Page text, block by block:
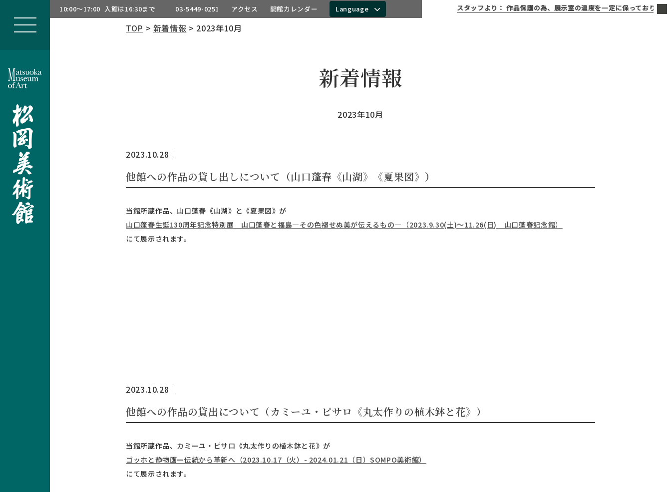
10:00～17:00 入館は16:30まで 03-5449-0251 アクセス 開館カレンダー Language スタッフより：作品保護の為、展示室の温度を一定に保っております。寒
TOP > 新着情報 > 2023年10月
新着情報
2023年10月
2023.10.28 ｜
他館への作品の貸し出しについて（山口蓬春《山湖》《夏果図》）
当館所蔵作品、山口蓬春《山湖》と《夏果図》が
山口蓬春生誕130周年記念特別展 山口蓬春と福島―その色褪せぬ美が伝えるもの―（2023.9.30(土)～11.26(日) 山口蓬春記念館）
にて展示されます。
2023.10.28 ｜
他館への作品の貸出について（カミーユ・ピサロ《丸太作りの植木鉢と花》）
当館所蔵作品、カミーユ・ピサロ《丸太作りの植木鉢と花》が
ゴッホと静物画ー伝統から革新へ（2023.10.17（火）- 2024.01.21（日）SOMPO美術館）
にて展示されます。